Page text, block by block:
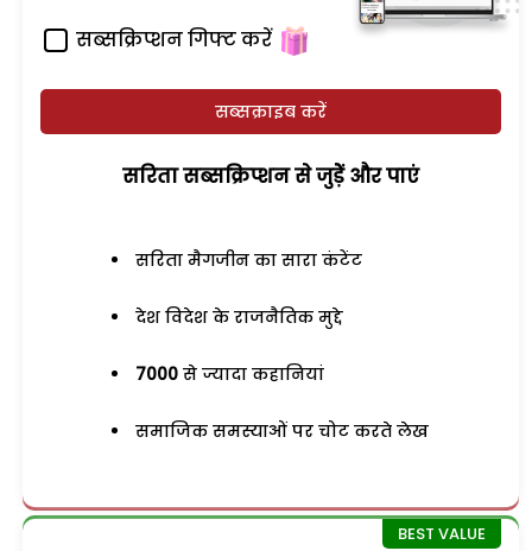
सब्सक्रिप्शन गिफ्ट करें
सब्सक्राइब करें
सरिता सब्सक्रिप्शन से जुड़ेें और पाएं
सरिता मैगजीन का सारा कंटेंट
देश विदेश के राजनैतिक मुद्दे
7000 से ज्यादा कहानियां
समाजिक समस्याओं पर चोट करते लेख